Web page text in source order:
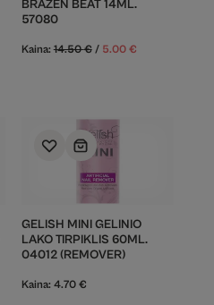
BRAZEN BEAT 14ML.
57080
Kaina:14.50€ / 5.00 €
GELISH MINI GELINIO
LAKO TIRPIKLIS 60ML.
04012 (REMOVER)
Kaina: 4.70 €